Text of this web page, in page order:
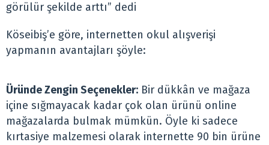
görülür şekilde arttı” dedi
Köseibiş’e göre, internetten okul alışverişi
yapmanın avantajları şöyle:
Üründe Zengin Seçenekler: Bir dükkân ve mağaza
içine sığmayacak kadar çok olan ürünü online
mağazalarda bulmak mümkün. Öyle ki sadece
kırtasiye malzemesi olarak internette 90 bin ürüne